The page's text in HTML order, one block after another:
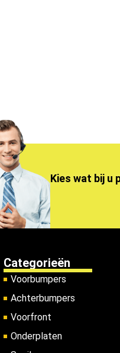
Kies wat bij u
Categorieën
Voorbumpers
Achterbumpers
Voorfront
Onderplaten